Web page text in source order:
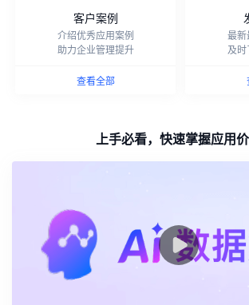
客户案例
介绍优秀应用案例
助力企业管理提升
查看全部
最新
及时
上手必看，快速掌握应用